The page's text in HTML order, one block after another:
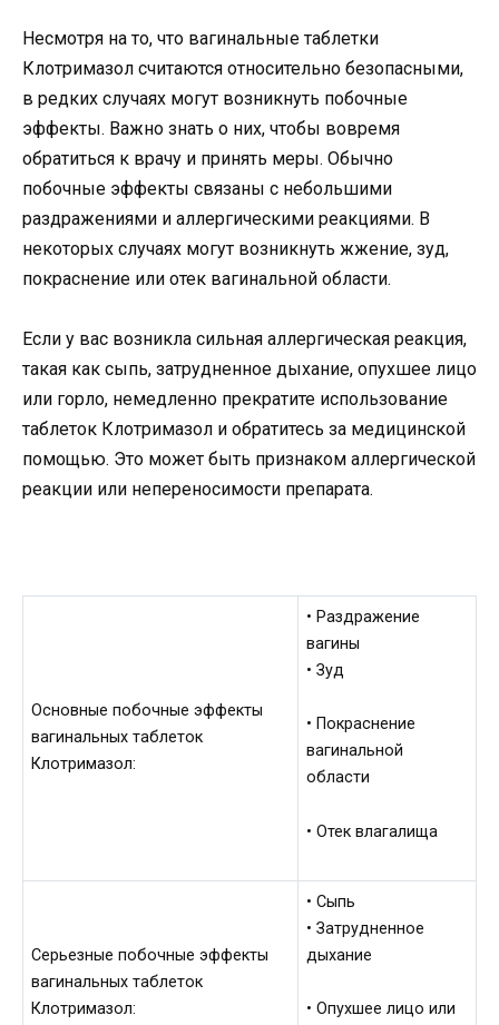
Несмотря на то, что вагинальные таблетки
Клотримазол считаются относительно безопасными,
в редких случаях могут возникнуть побочные
эффекты. Важно знать о них, чтобы вовремя
обратиться к врачу и принять меры. Обычно
побочные эффекты связаны с небольшими
раздражениями и аллергическими реакциями. В
некоторых случаях могут возникнуть жжение, зуд,
покраснение или отек вагинальной области.
Если у вас возникла сильная аллергическая реакция,
такая как сыпь, затрудненное дыхание, опухшее лицо
или горло, немедленно прекратите использование
таблеток Клотримазол и обратитесь за медицинской
помощью. Это может быть признаком аллергической
реакции или непереносимости препарата.
Основные побочные эффекты
вагинальных таблеток
Клотримазол:
• Раздражение
вагины
• Зуд
• Покраснение
вагинальной
области
• Отек влагалища
Серьезные побочные эффекты
вагинальных таблеток
Клотримазол:
• Сыпь
• Затрудненное
дыхание
• Опухшее лицо или